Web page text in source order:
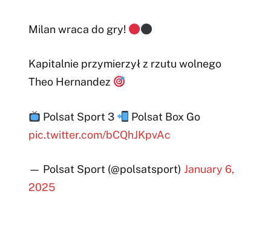
Milan wraca do gry!
Kapitalnie przymierzył z rzutu wolnego
Theo Hernandez
Polsat Sport 3
Polsat Box Go
pic.twitter.com/bCQhJKpvAc
— Polsat Sport (@polsatsport) January 6,
2025